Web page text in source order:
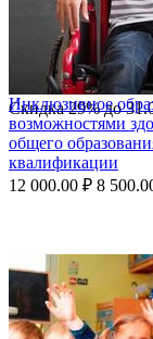
Скидка29%до
Инклюзивное
возможностями
общего
квалификации
12 000.00 ₽ 8